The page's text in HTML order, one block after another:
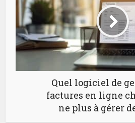
Quel logiciel de
factures en ligne
ne plus à gérer